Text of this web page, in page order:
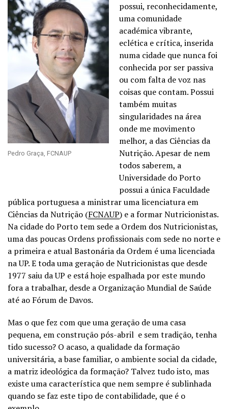
Pedro Graça, FCNAUP
possui, reconhecidamente,
uma comunidade
académica vibrante,
eclética e crítica, inserida
numa cidade que nunca foi
conhecida por ser passiva
ou com falta de voz nas
coisas que contam. Possui
também muitas
singularidades na área
onde me movimento
melhor, a das Ciências da
Nutrição. Apesar de nem
todos saberem, a
Universidade do Porto
possui a única Faculdade
pública portuguesa a ministrar uma licenciatura em
Ciências da Nutrição (FCNAUP) e a formar Nutricionistas.
Na cidade do Porto tem sede a Ordem dos Nutricionistas,
uma das poucas Ordens profissionais com sede no norte e
a primeira e atual Bastonária da Ordem é uma licenciada
na UP. E toda uma geração de Nutricionistas que desde
1977 saiu da UP e está hoje espalhada por este mundo
fora a trabalhar, desde a Organização Mundial de Saúde
até ao Fórum de Davos.
Mas o que fez com que uma geração de uma casa
pequena, em construção pós-abril e sem tradição, tenha
tido sucesso? O acaso, a qualidade da formação
universitária, a base familiar, o ambiente social da cidade,
a matriz ideológica da formação? Talvez tudo isto, mas
existe uma característica que nem sempre é sublinhada
quando se faz este tipo de contabilidade, que é o